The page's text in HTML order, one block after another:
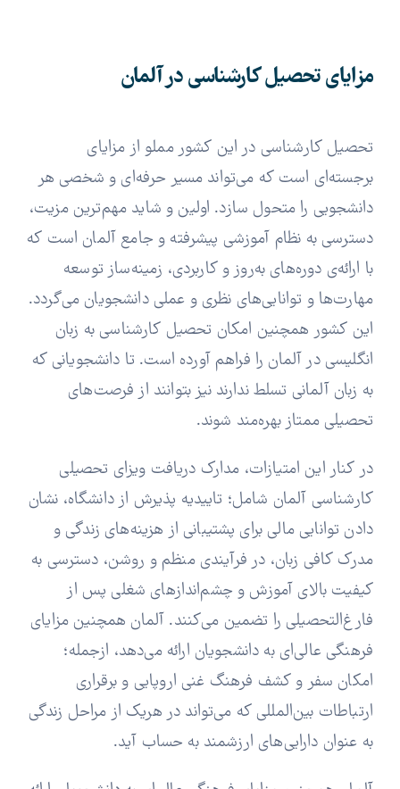
مزایای تحصیل کارشناسی در آلمان
تحصیل کارشناسی در این کشور مملو از مزایای
برجسته‌ای است که می‌تواند مسیر حرفه‌ای و شخصی هر
دانشجویی را متحول سازد. اولین و شاید مهم‌ترین مزیت،
دسترسی به نظام آموزشی پیشرفته و جامع آلمان است که
با ارائه‌ی دوره‌های به‌روز و کاربردی، زمینه‌ساز توسعه
مهارت‌ها و توانایی‌های نظری و عملی دانشجویان می‌گردد.
این کشور همچنین امکان تحصیل کارشناسی به زبان
انگلیسی در آلمان را فراهم آورده است. تا دانشجویانی که
به زبان آلمانی تسلط ندارند نیز بتوانند از فرصت‌های
تحصیلی ممتاز بهره‌مند شوند.
در کنار این امتیازات، مدارک دریافت ویزای تحصیلی
کارشناسی آلمان شامل؛ تاییدیه پذیرش از دانشگاه، نشان
دادن توانایی مالی برای پشتیبانی از هزینه‌های زندگی و
مدرک کافی زبان، در فرآیندی منظم و روشن، دسترسی به
کیفیت بالای آموزش و چشم‌اندازهای شغلی پس از
فارغ‌التحصیلی را تضمین می‌کنند. آلمان همچنین مزایای
فرهنگی عالی‌‌ای به دانشجویان ارائه می‌دهد، ازجمله؛
امکان سفر و کشف فرهنگ غنی اروپایی و برقراری
ارتباطات بین‌المللی که می‌تواند در هریک از مراحل زندگی
به عنوان دارایی‌های ارزشمند به حساب آید.